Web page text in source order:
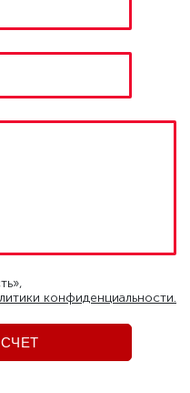
конфиденциальности.